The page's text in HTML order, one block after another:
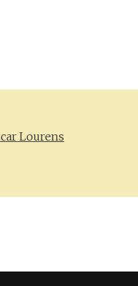
Lourens